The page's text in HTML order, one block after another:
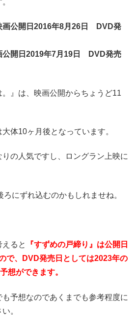
画公開日2016年8月26日 DVD発
公開日2019年7月19日 DVD発売
』は、映画公開からちょうど11
体10ヶ月後となっています。
の人気ですし、ロングラン上映に
にずれ込むのかもしれませね。
ると
『すずめの戸締り』は公開日
で、
DVD発売日としては2023年の
想ができます。
予想なのであくまでも参考程度に
。